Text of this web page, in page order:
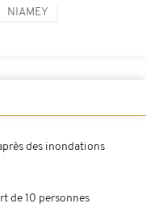
NIAMEY
des inondations
de 10 personnes